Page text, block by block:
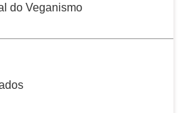
do Veganismo